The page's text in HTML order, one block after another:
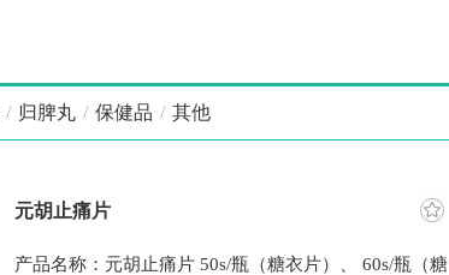
/ 归脾丸 / 保健品 / 其他
元胡止痛片
产品名称：元胡止痛片 50s/瓶（糖衣片）、 60s/瓶（糖